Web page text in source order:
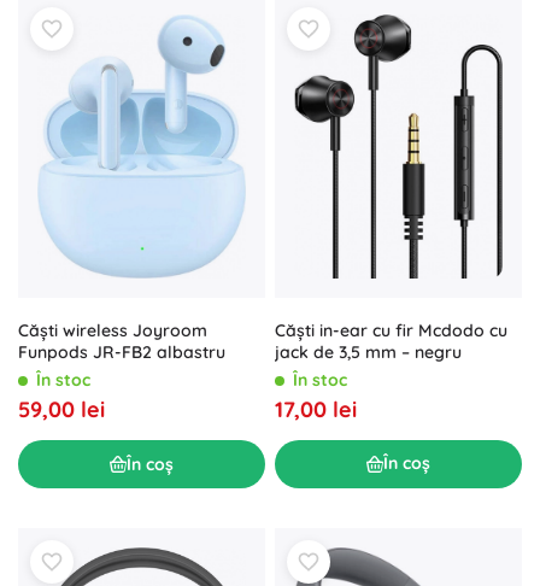
Căști wireless Joyroom
Funpods JR-FB2 albastru
În stoc
59,00 lei
În coș
Căști in-ear cu fir Mcdodo cu
jack de 3,5 mm – negru
În stoc
17,00 lei
În coș